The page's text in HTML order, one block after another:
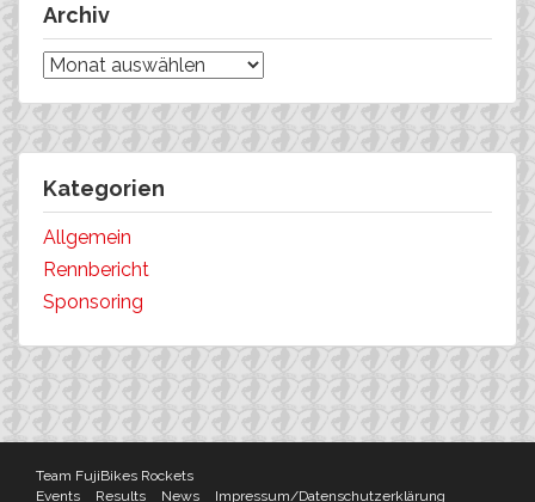
Archiv
Archiv
Kategorien
Allgemein
Rennbericht
Sponsoring
Team FujiBikes Rockets
Events
Results News Impressum/Datenschutzerklärung